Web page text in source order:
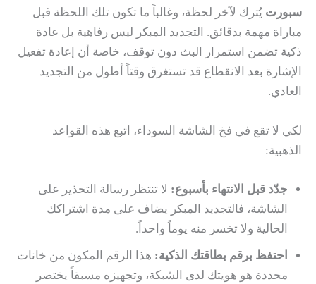
سبورت يُترك لآخر لحظة، وغالباً ما تكون تلك اللحظة قبل
مباراة مهمة بدقائق. التجديد المبكر ليس رفاهية بل عادة
ذكية تضمن استمرار البث دون توقف، خاصة أن إعادة تفعيل
الإشارة بعد الانقطاع قد تستغرق وقتاً أطول من التجديد
العادي.
لكي لا تقع في فخ الشاشة السوداء، اتبع هذه القواعد
الذهبية:
جدّد قبل الانتهاء بأسبوع: لا تنتظر رسالة التحذير على
الشاشة، فالتجديد المبكر يضاف على مدة اشتراكك
الحالية ولا تخسر منه يوماً واحداً.
احتفظ برقم بطاقتك الذكية: هذا الرقم المكون من خانات
محددة هو هويتك لدى الشبكة، وتجهيزه مسبقاً يختصر